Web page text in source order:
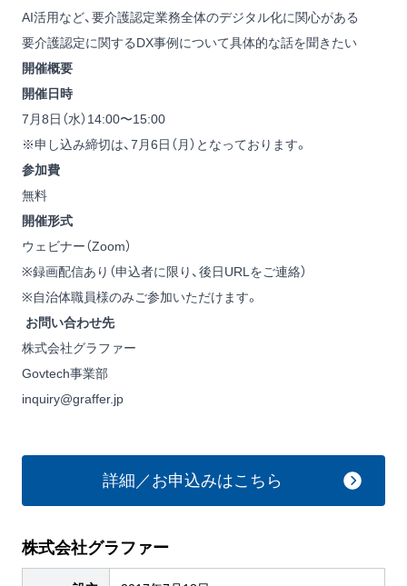
AI活用など、要介護認定業務全体のデジタル化に関心がある
要介護認定に関するDX事例について具体的な話を聞きたい
開催概要
開催日時
7月8日（水）14:00〜15:00
※申し込み締切は、7月6日（月）となっております。
参加費
無料
開催形式
ウェビナー（Zoom）
※録画配信あり（申込者に限り、後日URLをご連絡）
※自治体職員様のみご参加いただけます。
お問い合わせ先
株式会社グラファー
Govtech事業部
inquiry@graffer.jp
詳細／お申込みはこちら
株式会社グラファー